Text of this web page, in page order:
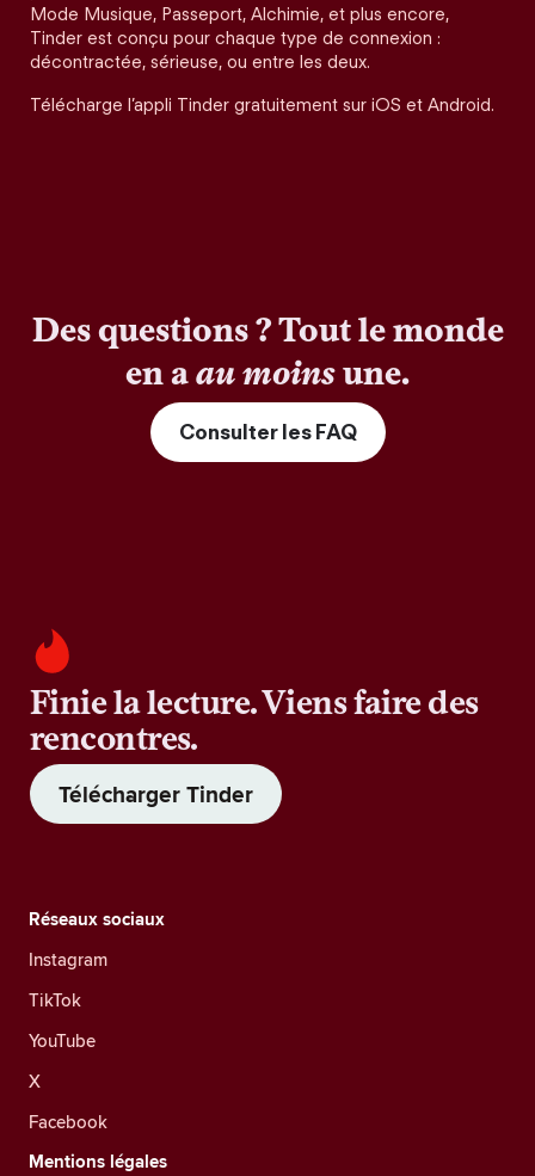
Mode Musique, Passeport, Alchimie, et plus encore,
Tinder est conçu pour chaque type de connexion :
décontractée, sérieuse, ou entre les deux.
Télécharge l’appli Tinder gratuitement sur iOS et Android.
Des questions ? Tout le monde
en aau moinsune.
Consulter les FAQ
Finie la lecture. Viens faire des
rencontres.
Télécharger Tinder
Réseaux sociaux
Instagram
TikTok
YouTube
X
Facebook
Mentions légales